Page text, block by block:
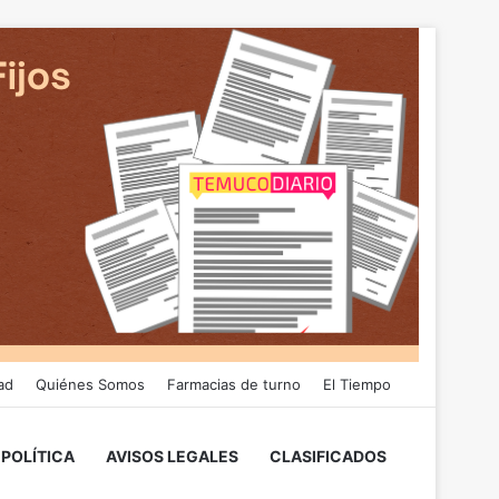
Quiénes Somos Farmacias de turno El Tiempo
POLÍTICA AVISOS LEGALES CLASIFICADOS